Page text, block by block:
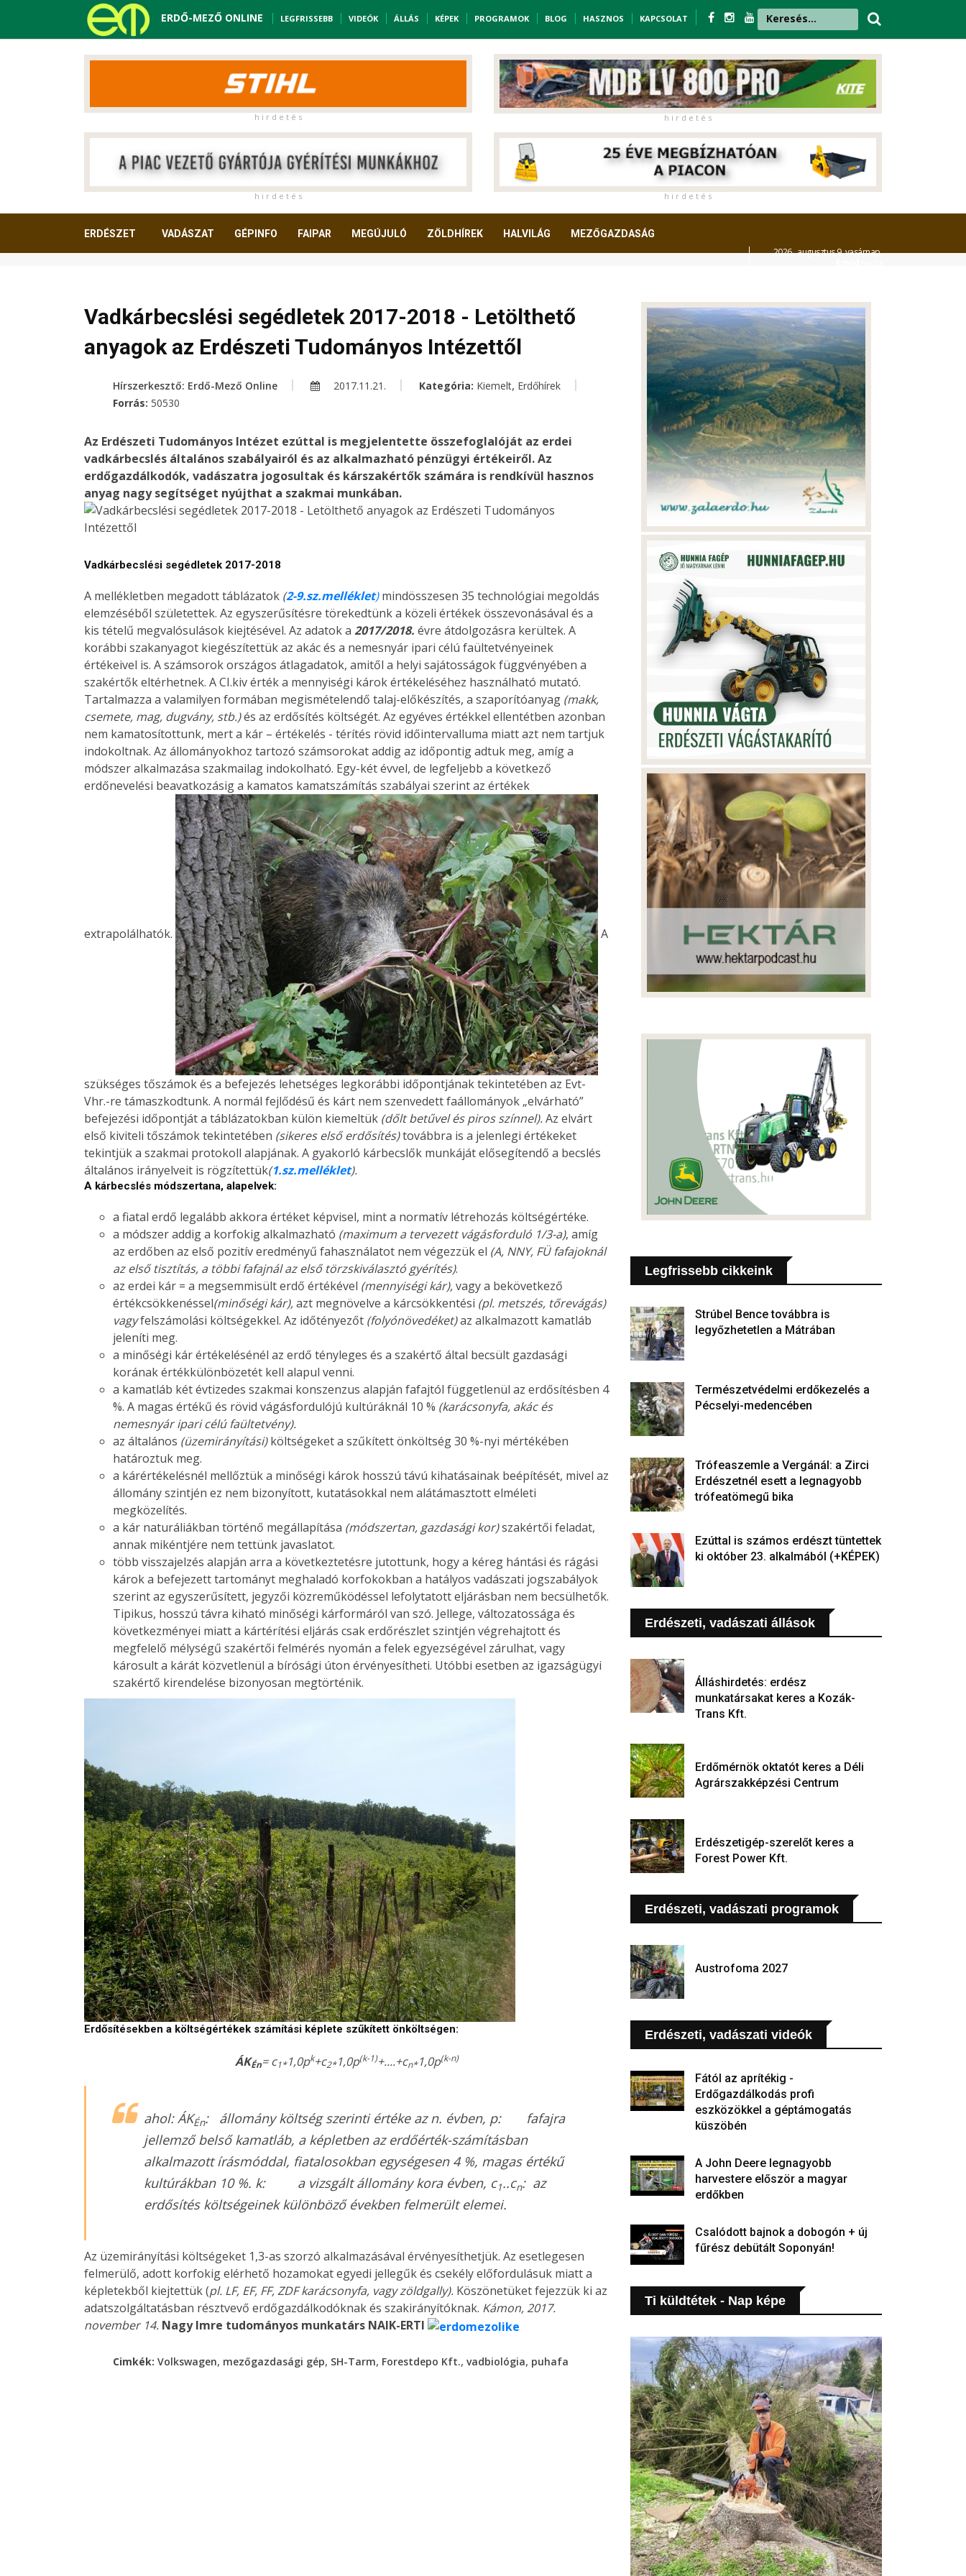
ERDŐ-MEZŐ ONLINE LEGFRISSEBB VIDEÓK ÁLLÁS KÉPEK PROGRAMOK BLOG HASZNOS KAPCSOLAT
h i r d e t é s h i r d e t é s
h i r d e t é s h i r d e t é s
ERDÉSZET VADÁSZAT GÉPINFO FAIPAR MEGÚJULÓ ZÖLDHÍREK HALVILÁG MEZŐGAZDASÁG
2026. augusztus 9. vasárnap,
Vadkárbecslési segédletek 2017-2018 - Letölthető
anyagok az Erdészeti Tudományos Intézettől
Hírszerkesztő: Erdő-Mező Online 2017.11.21. Kategória: Kiemelt, Erdőhírek
Forrás: 50530
Az Erdészeti Tudományos Intézet ezúttal is megjelentette összefoglalóját az erdei
vadkárbecslés általános szabályairól és az alkalmazható pénzügyi értékeiről. Az
erdőgazdálkodók, vadászatra jogosultak és kárszakértők számára is rendkívül hasznos
anyag nagy segítséget nyújthat a szakmai munkában.
Vadkárbecslési segédletek 2017-2018
A mellékletben megadott táblázatok (2-9.sz.melléklet)mindösszesen 35 technológiai megoldás
elemzéséből születettek. Az egyszerűsítésre törekedtünk a közeli értékek összevonásával és a
kis tételű megvalósulások kiejtésével. Az adatok a 2017/2018. évre átdolgozásra kerültek. A
korábbi szakanyagot kiegészítettük az akác és a nemesnyár ipari célú faültetvényeinek
értékeivel is. A számsorok országos átlagadatok, amitől a helyi sajátosságok függvényében a
szakértők eltérhetnek. A CI.kiv érték a mennyiségi károk értékeléséhez használható mutató.
Tartalmazza a valamilyen formában megismételendő talaj-előkészítés, a szaporítóanyag (makk,
csemete, mag, dugvány, stb.)és az erdősítés költségét. Az egyéves értékkel ellentétben azonban
nem kamatosítottunk, mert a kár – értékelés - térítés rövid időintervalluma miatt azt nem tartjuk
indokoltnak. Az állományokhoz tartozó számsorokat addig az időpontig adtuk meg, amíg a
módszer alkalmazása szakmailag indokolható. Egy-két évvel, de legfeljebb a következő
erdőnevelési beavatkozásig a kamatos kamatszámítás szabályai szerint az értékek
extrapolálhatók. A
szükséges tőszámok és a befejezés lehetséges legkorábbi időpontjának tekintetében az Evt-
Vhr.-re támaszkodtunk. A normál fejlődésű és kárt nem szenvedett faállományok „elvárható”
befejezési időpontját a táblázatokban külön kiemeltük (dőlt betűvel és piros színnel).Az elvárt
első kiviteli tőszámok tekintetében (sikeres első erdősítés)továbbra is a jelenlegi értékeket
tekintjük a szakmai protokoll alapjának. A gyakorló kárbecslők munkáját elősegítendő a becslés
általános irányelveit is rögzítettük(1.sz.melléklet).
A kárbecslés módszertana, alapelvek:
a fiatal erdő legalább akkora értéket képvisel, mint a normatív létrehozás költségértéke.
a módszer addig a korfokig alkalmazható (maximum a tervezett vágásforduló 1/3-a), amíg
az erdőben az első pozitív eredményű fahasználatot nem végezzük el (A, NNY, FÜ fafajoknál
az első tisztítás, a többi fafajnál az első törzskiválasztó gyérítés).
az erdei kár = a megsemmisült erdő értékével (mennyiségi kár),vagy a bekövetkező
értékcsökkenéssel(minőségi kár),azt megnövelve a kárcsökkentési (pl. metszés, tőrevágás)
vagyfelszámolási költségekkel. Az időtényezőt (folyónövedéket)az alkalmazott kamatláb
jeleníti meg.
a minőségi kár értékelésénél az erdő tényleges és a szakértő által becsült gazdasági
korának értékkülönbözetét kell alapul venni.
a kamatláb két évtizedes szakmai konszenzus alapján fafajtól függetlenül az erdősítésben 4
%. A magas értékű és rövid vágásfordulójú kultúráknál 10 % (karácsonyfa, akác és
nemesnyár ipari célú faültetvény).
az általános (üzemirányítási)költségeket a szűkített önköltség 30 %-nyi mértékében
határoztuk meg.
a kárértékelésnél mellőztük a minőségi károk hosszú távú kihatásainak beépítését, mivel az
állomány szintjén ez nem bizonyított, kutatásokkal nem alátámasztott elméleti
megközelítés.
a kár naturáliákban történő megállapítása (módszertan, gazdasági kor)szakértői feladat,
annak mikéntjére nem tettünk javaslatot.
több visszajelzés alapján arra a következtetésre jutottunk, hogy a kéreg hántási és rágási
károk a befejezett tartományt meghaladó korfokokban a hatályos vadászati jogszabályok
szerint az egyszerűsített, jegyzői közreműködéssel lefolytatott eljárásban nem becsülhetők.
Tipikus, hosszú távra kiható minőségi kárformáról van szó. Jellege, változatossága és
következményei miatt a kártérítési eljárás csak erdőrészlet szintjén végrehajtott és
megfelelő mélységű szakértői felmérés nyomán a felek egyezségével zárulhat, vagy
károsult a kárát közvetlenül a bírósági úton érvényesítheti. Utóbbi esetben az igazságügyi
szakértő kirendelése bizonyosan megtörténik.
Erdősítésekben a költségértékek számítási képlete szűkített önköltségen:
ÁKÉn= c1*1,0pk+c2*1,0p(k-1)+....+cn*1,0p(k-n)
ahol:ÁKÉn: állomány költség szerinti értéke az n. évben, p: fafajra
jellemző belső kamatláb, a képletben az erdőérték-számításban
alkalmazott írásmóddal, fiatalosokban egységesen 4 %, magas értékű
kultúrákban 10 %. k: a vizsgált állomány kora évben, c1..cn: az
erdősítés költségeinek különböző években felmerült elemei.
Az üzemirányítási költségeket 1,3-as szorzó alkalmazásával érvényesíthetjük. Az esetlegesen
felmerülő, adott korfokig elérhető hozamokat egyedi jellegűk és csekély előfordulásuk miatt a
képletekből kiejtettük (pl. LF, EF, FF, ZDF karácsonyfa, vagy zöldgally). Köszönetüket fejezzük ki az
adatszolgáltatásban résztvevő erdőgazdálkodóknak és szakirányítóknak. Kámon, 2017.
november 14. Nagy Imre tudományos munkatárs NAIK-ERTI
Cimkék: Volkswagen, mezőgazdasági gép, SH-Tarm, Forestdepo Kft., vadbiológia, puhafa
Legfrissebb cikkeink
Strúbel Bence továbbra is
legyőzhetetlen a Mátrában
Természetvédelmi erdőkezelés a
Pécselyi-medencében
Trófeaszemle a Vergánál: a Zirci
Erdészetnél esett a legnagyobb
trófeatömegű bika
Ezúttal is számos erdészt tüntettek
ki október 23. alkalmából (+KÉPEK)
Erdészeti, vadászati állások
Álláshirdetés: erdész
munkatársakat keres a Kozák-
Trans Kft.
Erdőmérnök oktatót keres a Déli
Agrárszakképzési Centrum
Erdészetigép-szerelőt keres a
Forest Power Kft.
Erdészeti, vadászati programok
Austrofoma 2027
Erdészeti, vadászati videók
Fától az aprítékig -
Erdőgazdálkodás profi
eszközökkel a géptámogatás
küszöbén
A John Deere legnagyobb
harvestere először a magyar
erdőkben
Csalódott bajnok a dobogón + új
fűrész debütált Soponyán!
Ti küldtétek - Nap képe